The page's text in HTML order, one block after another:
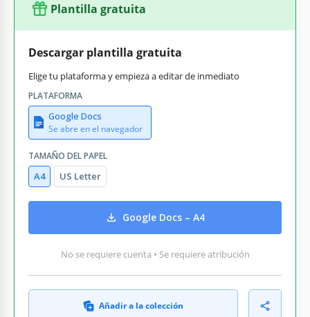
Plantilla gratuita
Descargar plantilla gratuita
Elige tu plataforma y empieza a editar de inmediato
PLATAFORMA
Google Docs
Se abre en el navegador
TAMAÑO DEL PAPEL
A4 US Letter
Google Docs – A4
No se requiere cuenta • Se requiere atribución
Añadir a la colección